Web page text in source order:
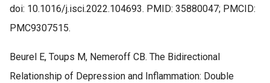
doi: 10.1016/j.isci.2022.104693. PMID: 35880047; PMCID:
PMC9307515.
Beurel E, Toups M, Nemeroff CB. The Bidirectional
Relationship of Depression and Inflammation: Double